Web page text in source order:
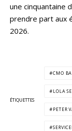
une cinquantaine
prendre part aux
2026.
ÉTIQUETTES
CMO
LOLA
PETER